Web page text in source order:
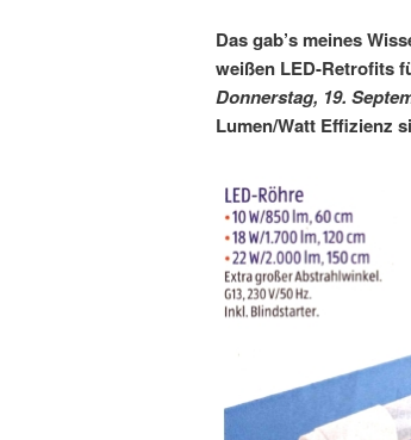
Das gab’s meines
weißen LED-Retrofits
Donnerstag, 19.
Lumen/Watt Effizienz